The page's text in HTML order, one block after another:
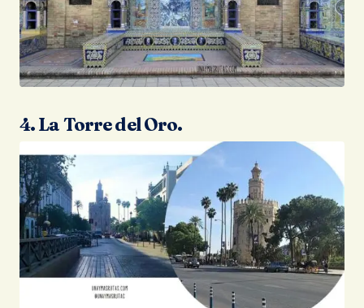
4. La Torre del Oro.